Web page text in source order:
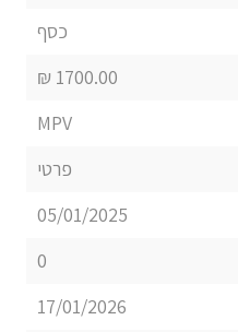
כסף
1700.00 ₪
MPV
פרטי
05/01/2025
0
17/01/2026